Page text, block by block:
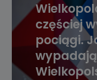
częściej
pociągi.